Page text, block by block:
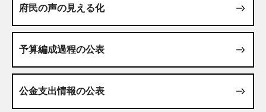
府民の声の見える化
予算編成過程の公表
公金支出情報の公表